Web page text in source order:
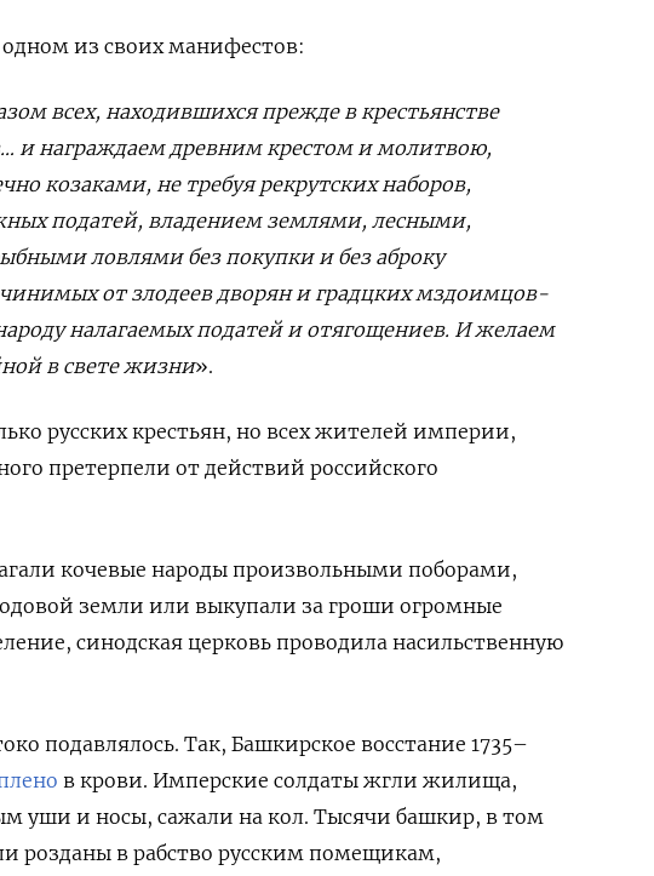
одном из своих манифестов:
всех, находившихся прежде в крестьянстве
и награждаем древним крестом и молитвою,
козаками, не требуя рекрутских наборов,
податей, владением землями, лесными,
ловлями без покупки и без аброку
от злодеев дворян и градцких мздоимцов-
налагаемых податей и отягощениев. И желаем
в свете жизни».
русских крестьян, но всех жителей империи,
претерпели от действий российского
кочевые народы произвольными поборами,
земли или выкупали за гроши огромные
синодская церковь проводила насильственную
подавлялось. Так, Башкирское восстание 1735–
в крови. Имперские солдаты жгли жилища,
уши и носы, сажали на кол. Тысячи башкир, в том
розданы в рабство русским помещикам,